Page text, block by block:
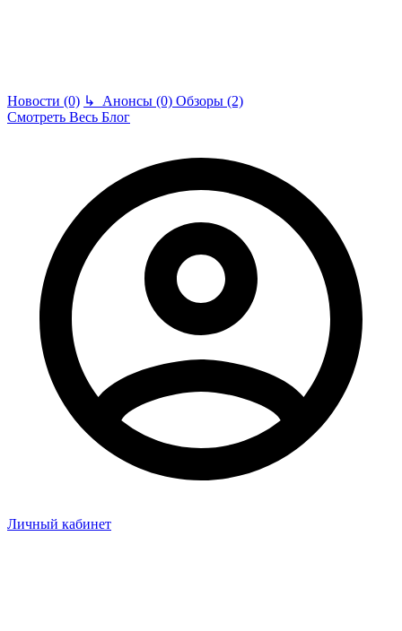
Новости (0) ↳ Анонсы (0) Обзоры (2)
Смотреть Весь Блог
Личный кабинет